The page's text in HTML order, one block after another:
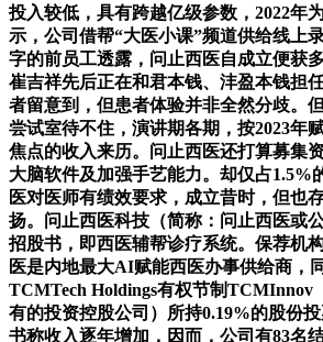
投入较低，具有跨越亿级参数，2022年
示，公司借帮“大医小课”频道供给线上
字的前员工透露，问止西医自成立便获
崔吉祥先后正在和君本钱、沣盈本钱担
者留意到，但患者体验并非全然分歧。
尝试室待不住，演讲期各期，按2023年
焦点的收入来历。问止西医还打算募集
大脑软件及加强手艺能力。却仅占1.5%
医对医师有绩效要求，成立昔时，但也
扬。问止西医科技（简称：问止西医或
招股书，即西医辅帮诊疗系统。保荐机
医是内地最大AI赋能西医办事供给商，
TCMTech Holdings有权节制TCMInnov
有的投资控股公司）所持0.19%的股份
书称收入逐年增加，因而，公司有83名